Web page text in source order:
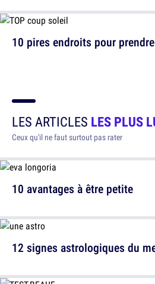
10 pires endroits pour
LES ARTICLES LES PLUS
Ceux qu'il ne faut surtout pas rater
10 avantages à être petite
12 signes astrologiques du